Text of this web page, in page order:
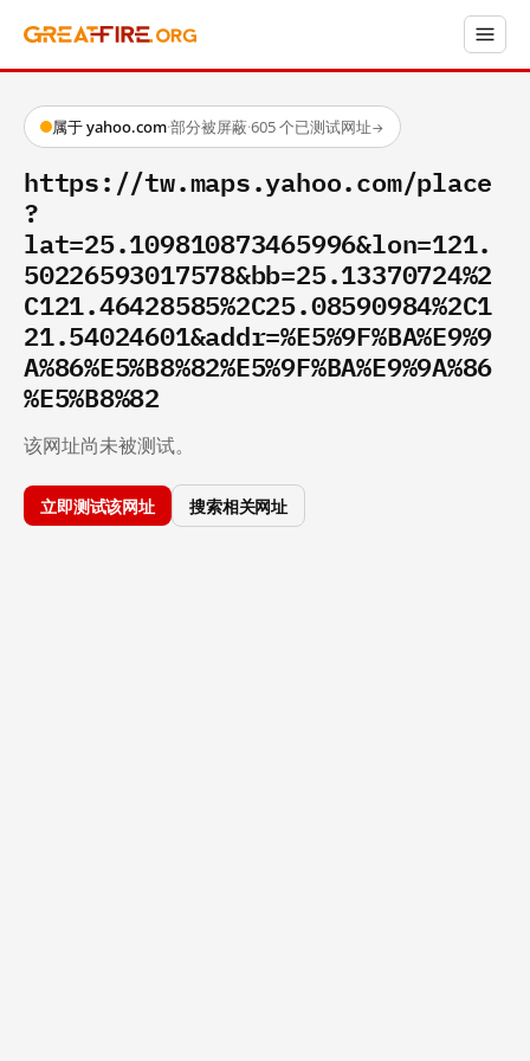
属于 yahoo.com·部分被屏蔽·605 个已测试网址→
https://tw.maps.yahoo.com/place
?
lat=25.109810873465996&lon=121.
50226593017578&bb=25.13370724%2
C121.46428585%2C25.08590984%2C1
21.54024601&addr=%E5%9F%BA%E9%9
A%86%E5%B8%82%E5%9F%BA%E9%9A%86
%E5%B8%82
该网址尚未被测试。
立即测试该网址 搜索相关网址